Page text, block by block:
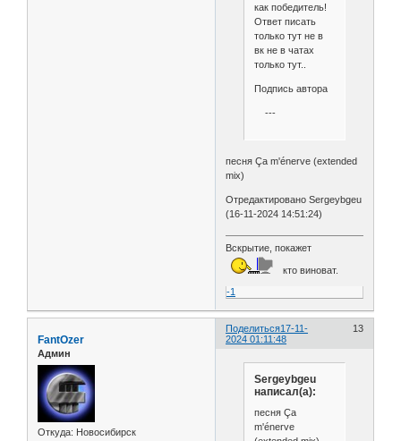
как победитель!
Ответ писать
только тут не в
вк не в чатах
только тут..
Подпись автора
---
песня Ça m'énerve (extended
mix)
Отредактировано Sergeybgeu
(16-11-2024 14:51:24)
Вскрытие, покажет
кто виноват.
-1
Поделиться 13
17-11-
2024 01:11:48
FantOzer
Админ
Откуда: Новосибирск
Sergeybgeu
написал(а):
песня Ça
m'énerve